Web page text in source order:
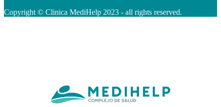
Copyright © Clinica MediHelp 2023 - all rights reserved.